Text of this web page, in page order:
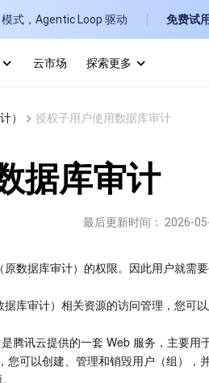
式，Agentic Loop 驱动 免费试
云市场 探索更多
） 授权子用户使用数据库审计
据库审计
最后更新时间： 2026-
数据库审计）的权限。因此用户就需
库审计）相关资源的访问管理，您可
腾讯云提供的一套 Web 服务，主要用
可以创建、管理和销毁用户（组），